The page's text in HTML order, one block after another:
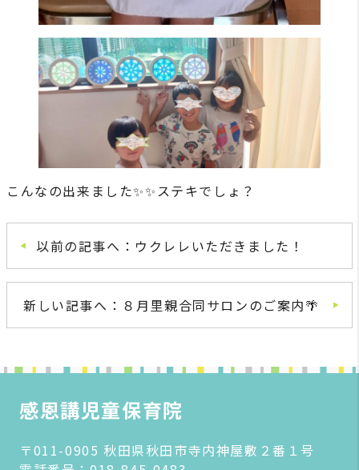
こんなの出来ました✨✨ステキでしょ？
以前の記事へ：ウクレレいただきました！
新しい記事へ：８月里親合同サロンのご案内🌴
感恩講児童保育院
〒011-0905 秋田県秋田市寺内神屋敷２番１号